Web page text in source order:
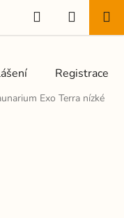
Registrace
Hledat
KOŠÍK
Exo Terra nízké